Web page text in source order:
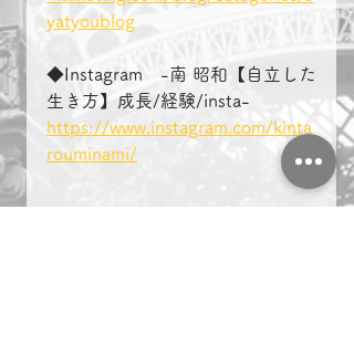
yatyoublog
◆Instagram　-南 昭和【自立した
生き方】成長/経験/insta-
https://www.instagram.com/kinta
rouminami/